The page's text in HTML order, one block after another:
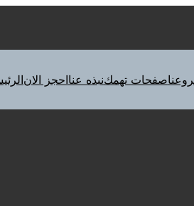
احجز الاننبذه عناصفحات تهمك